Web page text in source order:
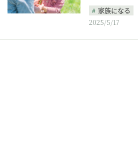
家族になる
2025/5/17